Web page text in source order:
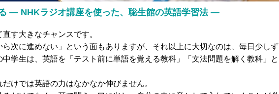
― NHKラジオ講座を使った、聡生館の英語学習法 ―
す大きなチャンスです。
次に進めない」という面もありますが、それ以上に大切なのは、毎日少しず
学生は、英語を「テスト前に単語を覚える教科」「文法問題を解く教科」と
けでは英語の力はなかなか伸びません。